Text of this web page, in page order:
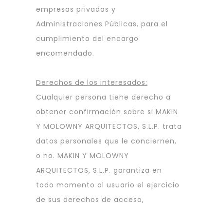
empresas privadas y
Administraciones Públicas, para el
cumplimiento del encargo
encomendado.
Derechos de los interesados:
Cualquier persona tiene derecho a
obtener confirmación sobre si MAKIN
Y MOLOWNY ARQUITECTOS, S.L.P. trata
datos personales que le conciernen,
o no. MAKIN Y MOLOWNY
ARQUITECTOS, S.L.P. garantiza en
todo momento al usuario el ejercicio
de sus derechos de acceso,